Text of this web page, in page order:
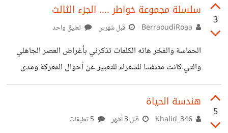
بالحكمة والمنطق... أقف أنا، رمادية الحيرة، ممزقة بين ما يُزهر
الحياة، وبين ما يُبقيها قائمة. لِمَ على قلبي أن يصمت؟ ولماذا على
بالأمان؟ لماذا دائمًا تُفرض عليّ صورة "الفتاة الصائبة"؟ فتاة
ترضي الجميع، إلا نفسها.
3
سلسلة مجموعة خواطر .... الجزء الثالث
قبل شهرين تعليق واحد
الحماسة والفخر هاته الكلمات تذكرني بأغراض العصر الجاهلي
والتي كانت متنفسا للشعراء للتعبير عن أحوال المعركة ومدى
حماسهم أثناء خوضها وكذلك أنا لقد خضت معركة نفسية أنستني
وجودي في هذه الحياة ، وبرحمة الله وعونه خرجت من المعركة
منتصرة والان أعلنت دخول معركة أخرى ؛ معركة مكملة لما بدأته
5
هندسة الحياة
قبل 3 أشهر